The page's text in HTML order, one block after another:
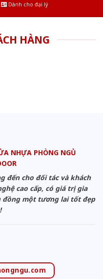
Dành cho đại lý
HÀNG
NHỰA PHÒNG NGỦ
đến cho đối tác và khách
cao cấp, có giá trị gia
đồng một tương lai tốt đẹp